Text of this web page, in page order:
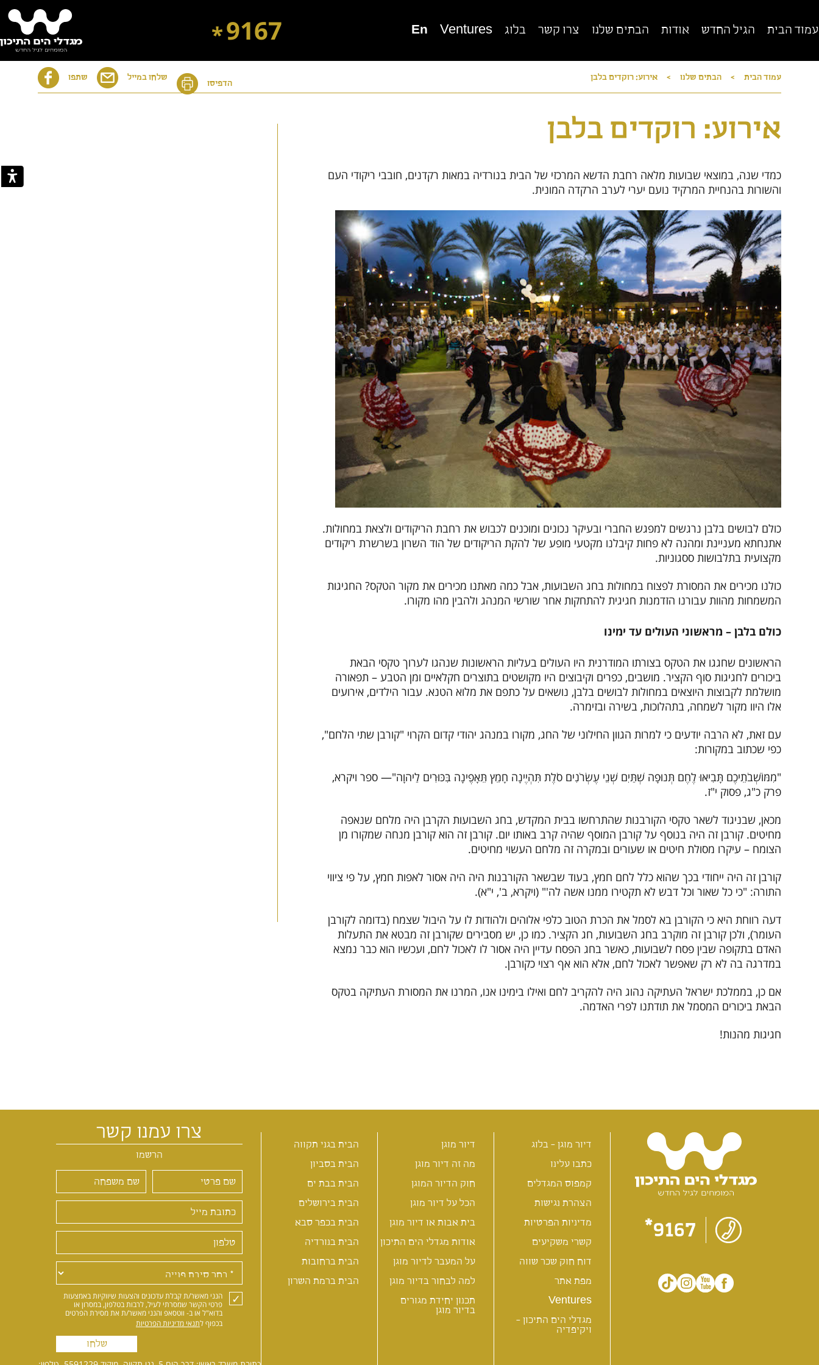
*9167 עמוד הבית הגיל החדש אודות הבתים שלנו צרו קשר בלוג Ventures
En
רשת מגדלי הים התיכון
הרשת הגדולה, הותיקה והמובילה בישראל לדיור
סגירה x
עמוד הבית > הבתים שלנו > אירוע: רוקדים בלבן שתפו שלחו במייל
הדפיסו
אירוע: רוקדים בלבן
כמדי שנה, במוצאי שבועות מלאה רחבת הדשא המרכזי של הבית בנורדיה במאות רקדנים, חובבי ריקודי העם
והשורות בהנחיית המרקיד נועם יערי לערב הרקדה המונית.
כולם לבושים בלבן נרגשים למפגש החברי ובעיקר נכונים ומוכנים לכבוש את רחבת הריקודים ולצאת במחולות.
אתנחתא מעניינת ומהנה לא פחות קיבלנו מקטעי מופע של להקת הריקודים של הוד השרון בשרשרת ריקודים
מקצועית בתלבושות ססגוניות.
כולנו מכירים את המסורת לפצוח במחולות בחג השבועות, אבל כמה מאתנו מכירים את מקור הטקס? החגיגות
המשמחות מהוות עבורנו הזדמנות חגיגית להתחקות אחר שורשי המנהג ולהבין מהו מקורו.
כולם בלבן – מראשוני העולים עד ימינו
הראשונים שחגגו את הטקס בצורתו המודרנית היו העולים בעליות הראשונות שנהגו לערוך טקסי הבאת
ביכורים לחגיגות סוף הקציר. מושבים, כפרים וקיבוצים היו מקושטים בתוצרים חקלאיים ומן הטבע – תפאורה
מושלמת לקבוצות היוצאים במחולות לבושים בלבן, נושאים על כתפם את מלוא הטנא. עבור הילדים, אירועים
אלו היוו מקור לשמחה, בתהלוכות, בשירה ובזימרה.
עם זאת, לא הרבה יודעים כי למרות הגוון החילוני של החג, מקורו במנהג יהודי קדום הקרוי "קורבן שתי הלחם",
כפי שכתוב במקורות:
"מִמּוֹשְׁבֹתֵיכֶם תָּבִיאּוּ לֶחֶם תְּנוּפָה שְׁתַּיִם שְׁנֵי עֶשְׂרֹנִים סֹלֶת תִּהְיֶינָה חָמֵץ תֵּאָפֶינָה בִּכּוּרִים לַיהוָה"— ספר ויקרא,
פרק כ"ג, פסוק י"ז.
מכאן, שבניגוד לשאר טקסי הקורבנות שהתרחשו בבית המקדש, בחג השבועות הקרבן היה מלחם שנאפה
מחיטים. קורבן זה היה בנוסף על קורבן המוסף שהיה קרב באותו יום. קורבן זה הוא קורבן מנחה שמקורו מן
הצומח – עיקרו מסולת חיטים או שעורים ובמקרה זה מלחם העשוי מחיטים.
קורבן זה היה ייחודי בכך שהוא כלל לחם חמץ, בעוד שבשאר הקורבנות היה היה אסור לאפות חמץ, על פי ציווי
התורה: "כי כל שאור וכל דבש לא תקטירו ממנו אשה לה'" (ויקרא, ב', י"א).
דעה רווחת היא כי הקורבן בא לסמל את הכרת הטוב כלפי אלוהים ולהודות לו על היבול שצמח (בדומה לקורבן
העומר), ולכן קורבן זה מוקרב בחג השבועות, חג הקציר. כמו כן, יש מסבירים שקורבן זה מבטא את התעלות
האדם בתקופה שבין פסח לשבועות, כאשר בחג הפסח עדיין היה אסור לו לאכול לחם, ועכשיו הוא כבר נמצא
במדרגה בה לא רק שאפשר לאכול לחם, אלא הוא אף רצוי כקורבן.
אם כן, בממלכת ישראל העתיקה נהוג היה להקריב לחם ואילו בימינו אנו, המרנו את המסורת העתיקה בטקס
הבאת ביכורים המסמל את תודתנו לפרי האדמה.
חגיגות מהנות!
9167*
דיור מוגן - בלוג
כתבו עלינו
קמפוס המגדלים
הצהרת נגישות
מדיניות הפרטיות
קשרי משקיעים
דוח חוק שכר שווה
מפת אתר
Ventures
מגדלי הים התיכון -
ויקיפדיה
דיור מוגן
מה זה דיור מוגן
חוק הדיור המוגן
הכל על דיור מוגן
בית אבות או דיור מוגן
אודות מגדלי הים התיכון
על המעבר לדיור מוגן
למה לבחור בדיור מוגן
תכנון יחידת מגורים
בדיור מוגן
הבית בגני תקווה
הבית בסביון
הבית בבת ים
הבית בירושלים
הבית בכפר סבא
הבית בנורדיה
הבית ברחובות
הבית ברמת השרון
צרו עמנו קשר
הרשמו
הנני מאשר/ת קבלת עדכונים והצעות שיווקיות באמצעות
פרטי הקשר שמסרתי לעיל, לרבות בטלפון, במסרון או
בדוא"ל או ב- ווטסאפ והנני מאשר/ת את מסירת הפרטים
בכפוף לתנאי מדיניות הפרטיות
שלחו